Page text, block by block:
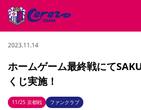
試合・チーム
試合について
試合日程 / 結果 順位表
観戦する
2023.11.14
ホームゲーム最終戦にて
くじ実施！
11/25 京都戦 ファンクラブ